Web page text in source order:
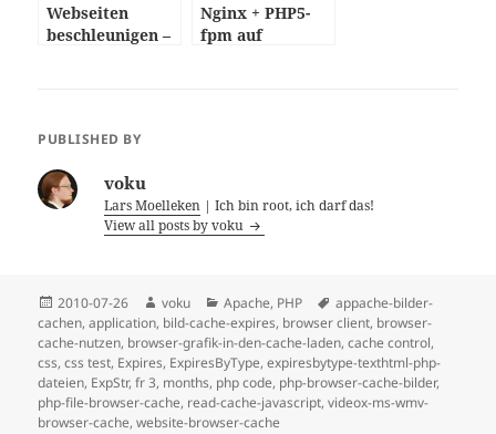
Webseiten
beschleunigen –
Nginx + PHP5-
fpm auf
PUBLISHED BY
voku
Lars Moelleken | Ich bin root, ich darf das!
View all posts by voku
Posted
on
2010-07-26 Author
voku Categories
Apache, PHP Tags
appache-bilder-
cachen,application, bild-cache-expires, browser client, browser-
cache-nutzen, browser-grafik-in-den-cache-laden,cache control,
css,css test, Expires, ExpiresByType,expiresbytype-texthtml-php-
dateien, ExpStr,fr 3, months, php code, php-browser-cache-bilder,
php-file-browser-cache, read-cache-javascript,videox-ms-wmv-
browser-cache,website-browser-cache